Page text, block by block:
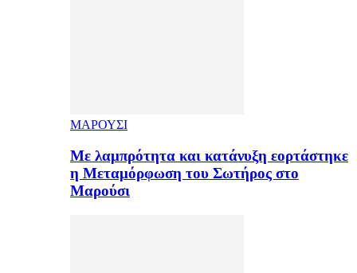
ΜΑΡΟΥΣΙ
Με λαμπρότητα και κατάνυξη εορτάστηκε
η Μεταμόρφωση του Σωτήρος στο
Μαρούσι